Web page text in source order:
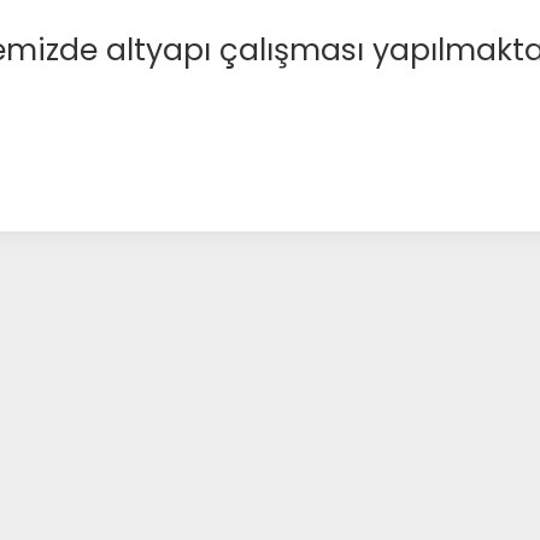
altyapı çalışması